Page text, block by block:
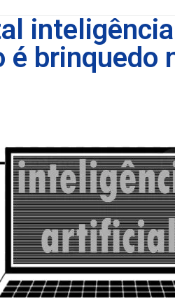
inteligência
brinquedo